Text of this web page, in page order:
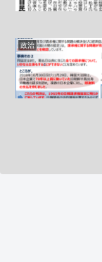
政治